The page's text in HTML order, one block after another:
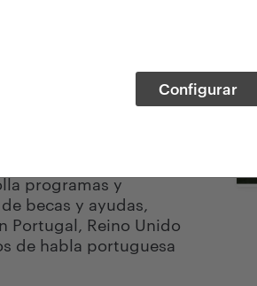
Configurar
sede en Portugal,
organizaciones, a
caridad, para una
poder aportar un
del arte en el
de arte, una orquesta
y un instituto de
programas y
becas y ayudas,
Portugal, Reino Unido
de habla portuguesa